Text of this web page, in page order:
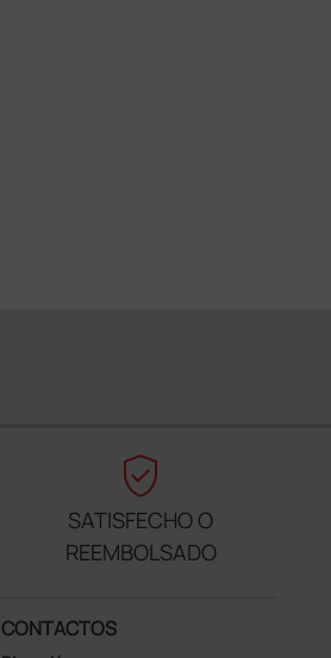
verified_user
SATISFECHO O
REEMBOLSADO
CONTACTOS